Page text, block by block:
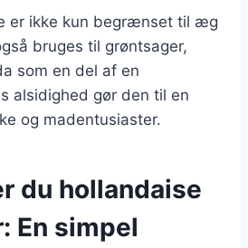
er ikke kun begrænset til æg
bruges til grøntsager,
som en del af en
alsidighed gør den til en
og madentusiaster.
du hollandaise
En simpel